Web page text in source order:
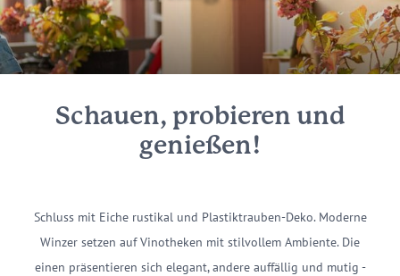
Schauen, probieren und
genießen!
Schluss mit Eiche rustikal und Plastiktrauben-Deko. Moderne
Winzer setzen auf Vinotheken mit stilvollem Ambiente. Die
einen präsentieren sich elegant, andere auffällig und mutig -